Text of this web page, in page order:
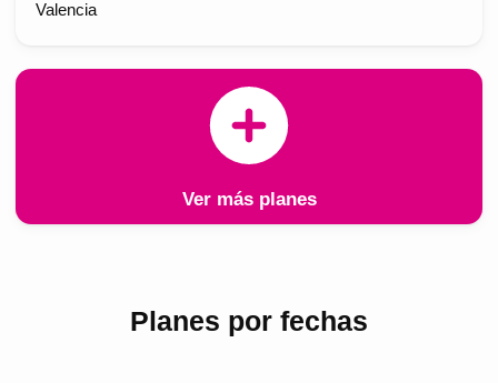
Valencia
Ver más planes
Planes por fechas